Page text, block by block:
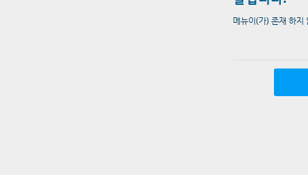
메뉴이(가) 존재 하지